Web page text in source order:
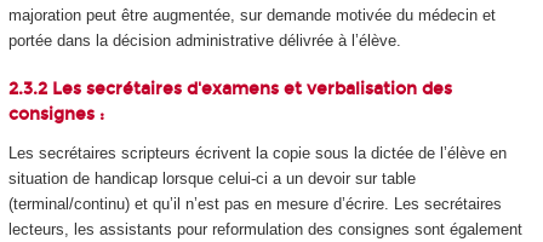
majoration peut être augmentée, sur demande motivée du médecin et
portée dans la décision administrative délivrée à l’élève.
2.3.2 Les secrétaires d'examens et verbalisation des
consignes :
Les secrétaires scripteurs écrivent la copie sous la dictée de l’élève en
situation de handicap lorsque celui-ci a un devoir sur table
(terminal/continu) et qu’il n’est pas en mesure d’écrire. Les secrétaires
lecteurs, les assistants pour reformulation des consignes sont également